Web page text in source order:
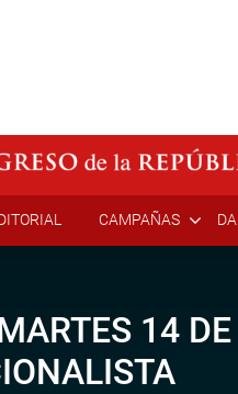
CAMPAÑAS
14